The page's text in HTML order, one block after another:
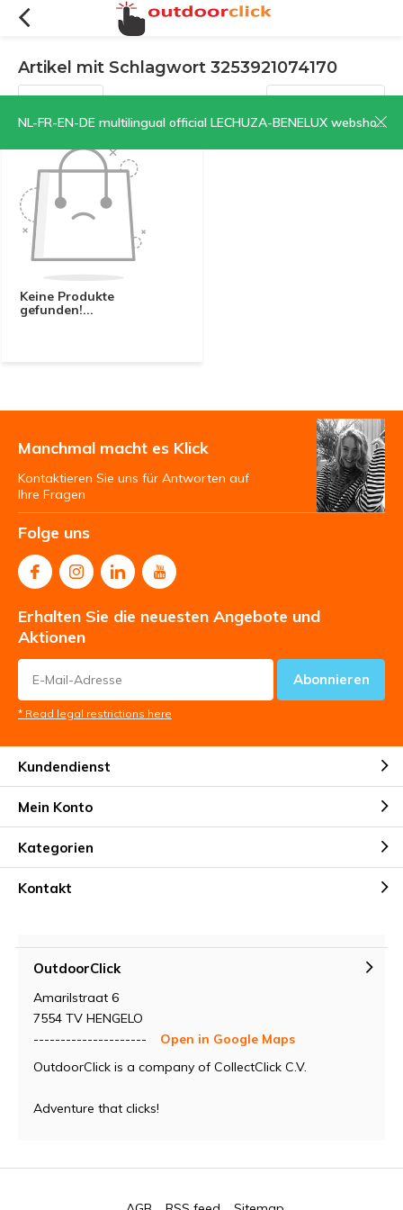
NL-FR-EN-DE multilingual official LECHUZA-BENELUX webshop | CLICK HERE NOW!
Artikel mit Schlagwort 3253921074170
Filter Sortieren nach:
Keine Produkte
gefunden!...
Manchmal macht es Klick
Kontaktieren Sie uns für Antworten auf
Ihre Fragen
Folge uns
Erhalten Sie die neuesten Angebote und
Aktionen
Abonnieren
* Read legal restrictions here
Kundendienst
Mein Konto
Kategorien
Kontakt
OutdoorClick
Amarilstraat 6
7554 TV HENGELO
---------------------
Open in Google Maps
OutdoorClick is a company of CollectClick C.V.
Adventure that clicks!